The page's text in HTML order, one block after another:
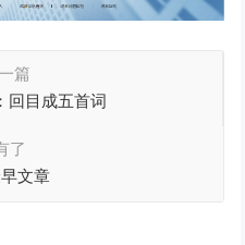
篇
回目成五首词
了
文章